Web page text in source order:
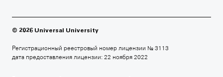
© 2026 Universal University
Регистрационный реестровый номер лицензии № 3113
дата предоставления лицензии: 22 ноября 2022